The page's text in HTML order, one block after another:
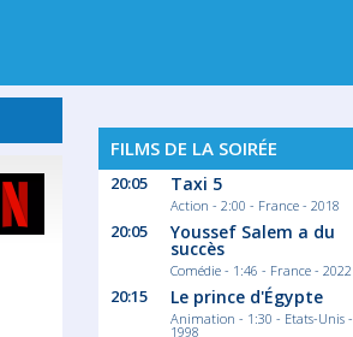
FILMS DE LA SOIRÉE
20:05 Taxi 5
Action - 2:00 - France - 2018
20:05 Youssef Salem a du
succès
Comédie - 1:46 - France - 2022
20:15 Le prince d'Égypte
Animation - 1:30 - Etats-Unis -
1998